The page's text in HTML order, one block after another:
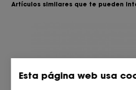
Artículos similares que te pueden
Esta página web usa